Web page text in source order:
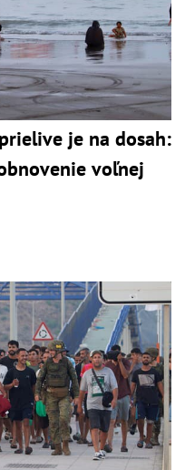
je na dosah:
voľnej